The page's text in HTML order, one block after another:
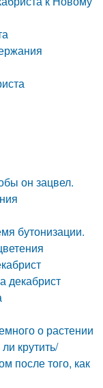
он зацвел.
бутонизации.
декабрист
о растении
крутить/
после того, как